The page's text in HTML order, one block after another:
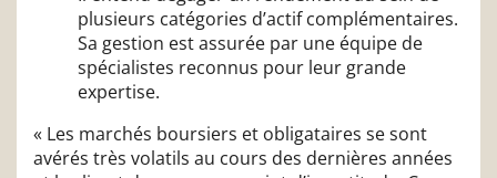
plusieurs catégories d’actif complémentaires.
Sa gestion est assurée par une équipe de
spécialistes reconnus pour leur grande
expertise.
« Les marchés boursiers et obligataires se sont
avérés très volatils au cours des dernières années